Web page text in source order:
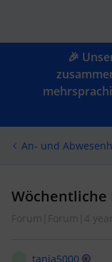
🎉
An- und
Forum|Forum|4
tanja5000